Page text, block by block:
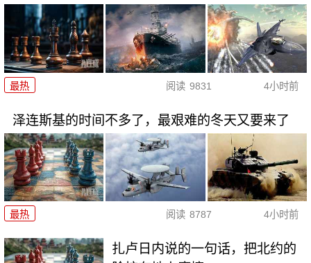
最热 阅读 9831 4小时前
泽连斯基的时间不多了，最艰难的冬天又要来了
最热 阅读 8787 4小时前
扎卢日内说的一句话，把北约的